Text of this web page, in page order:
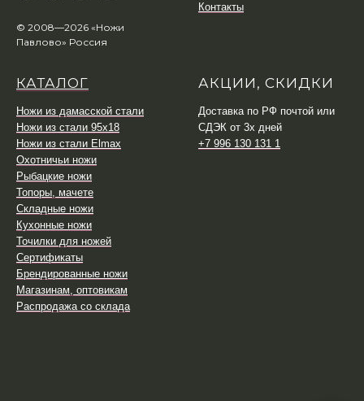
© 2008—2026 «Ножи
Павлово» Россия
Контакты
КАТАЛОГ
Ножи из дамасской стали
Ножи из стали 95х18
Ножи из стали Elmax
Охотничьи ножи
Рыбацкие ножи
Топоры, мачете
Складные ножи
Кухонные ножи
Точилки для ножей
Сертификаты
Брендированные ножи
Магазинам, оптовикам
Распродажа со склада
АКЦИИ, СКИДКИ
Доставка по РФ почтой или
СДЭК от 3х дней
+7 996 130 131 1